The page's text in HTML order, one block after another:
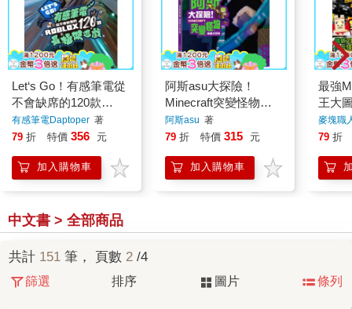
Let‘s Go！有感筆電從
不會缺席的120款
Roblox最極限遊戲
有感筆電Daptoper 著
79 折 特價 356 元
加入購物車
阿斯asu大探險！
Minecraft突變怪物圖
鑑大百科
阿斯asu 著
79 折 特價 315 元
加入購物車
最強
王大
賽！
麥塊職
79 折
中文書 > 全部商品
共計 151 筆， 頁數 2 /4
篩選 排序 圖片 條列